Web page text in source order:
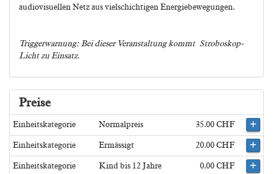
audiovisuellen Netz aus vielschichtigen Energiebewegungen.
Triggerwarnung: Bei dieser Veranstaltung kommt Stroboskop-
Licht zu Einsatz.
Preise
Einheitskategorie Normalpreis 35.00 CHF
Einheitskategorie Ermässigt 20.00 CHF
Einheitskategorie Kind bis 12 Jahre 0.00 CHF